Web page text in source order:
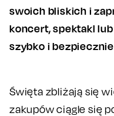
swoich bliskich i
koncert, spektakl
szybko i
Święta zbliżają się
zakupów ciągle się